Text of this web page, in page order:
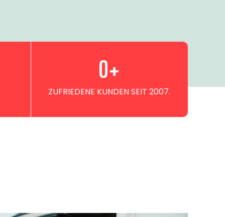
ZUFRIEDENE KUNDEN SEIT 2007.
0+